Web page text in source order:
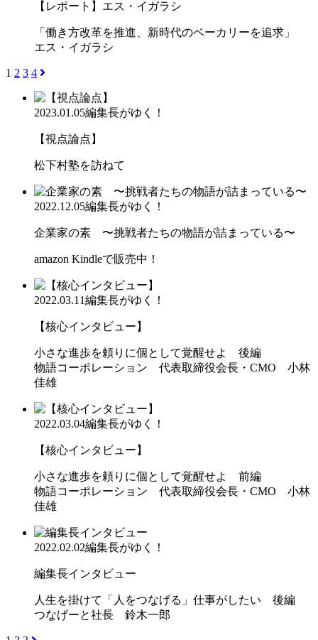
【レポート】エス・イガラシ
「働き方改革を推進、新時代のベーカリーを追求」
エス・イガラシ
1 2 3 4
2023.01.05編集長がゆく！
【視点論点】
松下村塾を訪ねて
2022.12.05編集長がゆく！
企業家の素 〜挑戦者たちの物語が詰まっている〜
amazon Kindleで販売中！
2022.03.11編集長がゆく！
【核心インタビュー】
小さな進歩を頼りに個として覚醒せよ 後編
物語コーポレーション 代表取締役会長・CMO 小林
佳雄
2022.03.04編集長がゆく！
【核心インタビュー】
小さな進歩を頼りに個として覚醒せよ 前編
物語コーポレーション 代表取締役会長・CMO 小林
佳雄
2022.02.02編集長がゆく！
編集長インタビュー
人生を掛けて「人をつなげる」仕事がしたい 後編
つなげーと社長 鈴木一郎